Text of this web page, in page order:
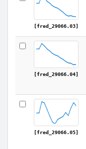
[fred_29066.03]
[fred_29066.04]
[fred_29066.05]